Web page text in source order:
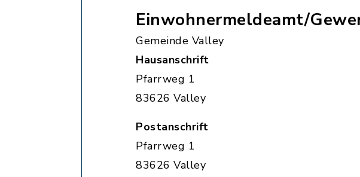
Einwohnermeldeamt/
Gemeinde Valley
Hausanschrift
Pfarrweg 1
83626 Valley
Postanschrift
Pfarrweg 1
83626 Valley